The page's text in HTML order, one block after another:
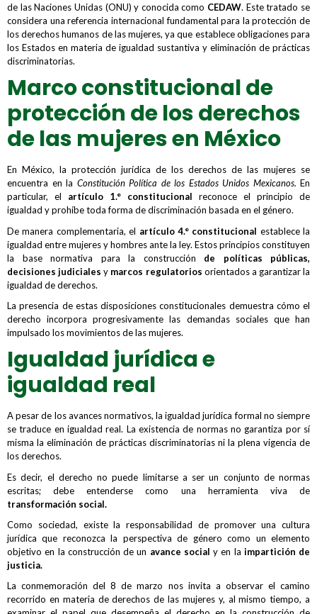
de las Naciones Unidas (ONU) y conocida como CEDAW. Este tratado se
considera una referencia internacional fundamental para la protección de
los derechos humanos de las mujeres, ya que establece obligaciones para
los Estados en materia de igualdad sustantiva y eliminación de prácticas
discriminatorias.
Marco constitucional de
protección de los derechos
de las mujeres en México
En México, la protección jurídica de los derechos de las mujeres se
encuentra en la Constitución Política de los Estados Unidos Mexicanos. En
particular, el artículo 1.° constitucional reconoce el principio de
igualdad y prohíbe toda forma de discriminación basada en el género.
De manera complementaria, el artículo 4.° constitucional establece la
igualdad entre mujeres y hombres ante la ley. Estos principios constituyen
la base normativa para la construcción de políticas públicas,
decisiones judiciales y marcos regulatorios orientados a garantizar la
igualdad de derechos.
La presencia de estas disposiciones constitucionales demuestra cómo el
derecho incorpora progresivamente las demandas sociales que han
impulsado los movimientos de las mujeres.
Igualdad jurídica e
igualdad real
A pesar de los avances normativos, la igualdad jurídica formal no siempre
se traduce en igualdad real. La existencia de normas no garantiza por sí
misma la eliminación de prácticas discriminatorias ni la plena vigencia de
los derechos.
Es decir, el derecho no puede limitarse a ser un conjunto de normas
escritas; debe entenderse como una herramienta viva de
transformación social.
Como sociedad, existe la responsabilidad de promover una cultura
jurídica que reconozca la perspectiva de género como un elemento
objetivo en la construcción de un avance social y en la impartición de
justicia.
La conmemoración del 8 de marzo nos invita a observar el camino
recorrido en materia de derechos de las mujeres y, al mismo tiempo, a